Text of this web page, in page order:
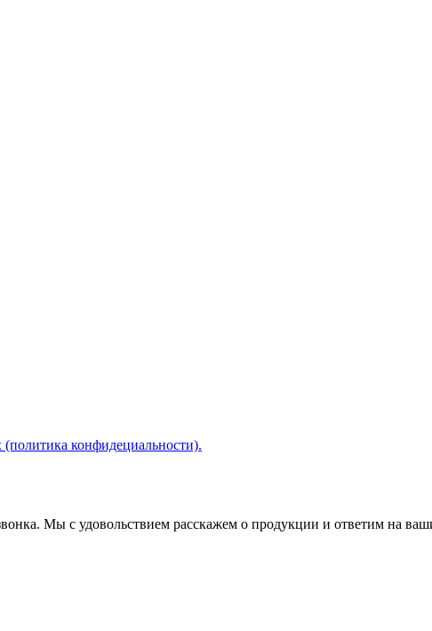
конфидециальности).
Мы с удовольствием расскажем о продукции и ответим на